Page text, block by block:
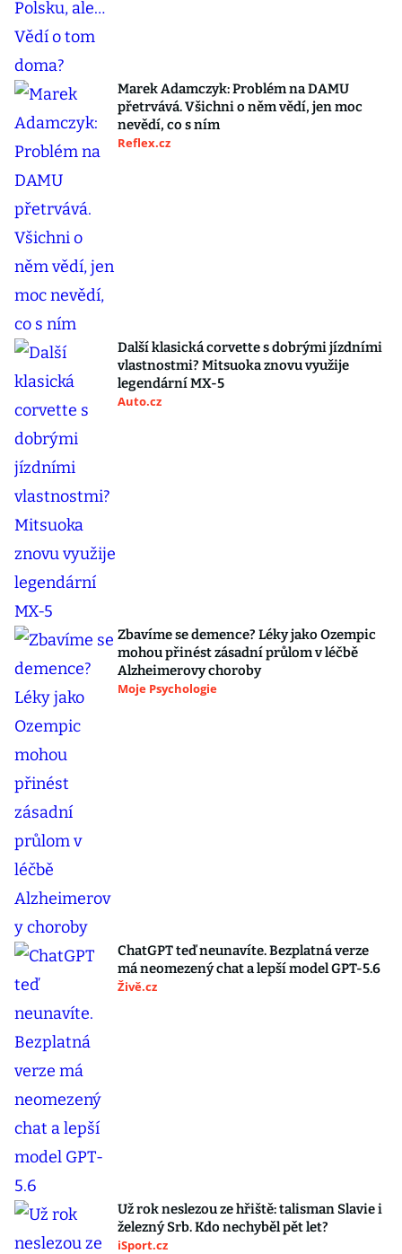
Marek Adamczyk: Problém na DAMU
přetrvává. Všichni o něm vědí, jen moc
nevědí, co s ním
Reflex.cz
Další klasická corvette s dobrými jízdními
vlastnostmi? Mitsuoka znovu využije
legendární MX-5
Auto.cz
Zbavíme se demence? Léky jako Ozempic
mohou přinést zásadní průlom v léčbě
Alzheimerovy choroby
Moje Psychologie
ChatGPT teď neunavíte. Bezplatná verze
má neomezený chat a lepší model GPT-5.6
Živě.cz
Už rok neslezou ze hřiště: talisman Slavie i
železný Srb. Kdo nechyběl pět let?
iSport.cz